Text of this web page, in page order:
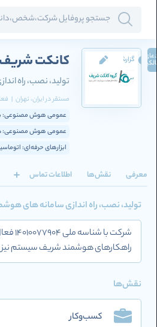
کانکت شریف
تولید، نصب، راه
مستقر درایران، تهران |
عمومی هوش مصنوعی:
عمومی هوش مصنوعی:
ابزارهای حرفه‌ای:
ادعای
مالکیت گزارش
معرفی نقش‌ها اطلاعات تماس
تولید، نصب، راه اندازی سامانه های
راهکارهای هوشمند شریف سیستم
نقش‌ها
کسب‌وکار